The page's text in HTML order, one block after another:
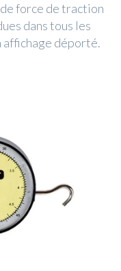
force de traction
dans tous les
affichage déporté.